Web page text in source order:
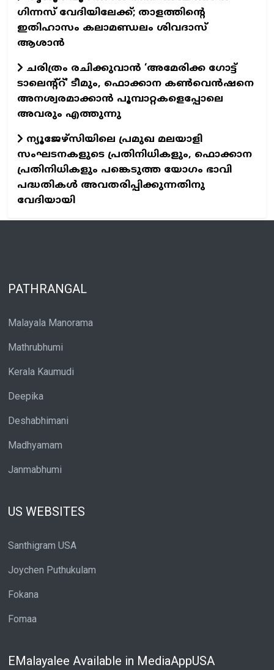
ഗിന്നസ് വേദിയിലേക്ക്; താളത്തിന്റെ
ഇതിഹാസം കലാമണ്ഡലം ശിവദാസ്
ആശാൻ
ചരിത്രം രചിക്കുവാൻ ‘അമേരിക്ക ഗോട്ട്
ടാലെന്റ്റ്’ ടീമും, ഫൊക്കാന കൺവെൻഷനെ
അനശ്വരമാക്കാൻ പൂമ്പാറ്റകളെപ്പോലെ
അവരും എത്തുന്നു
ന്യൂജേഴ്സിയിലെ പ്രമുഖ മലയാളി
സംഘടനകളുടെ പ്രതിനിധികളും, ഫൊക്കാന
പ്രതിനിധികളും പങ്കെടുത്ത യോഗം ഭാവി
പദ്ധതികൾ അവതരിപ്പിക്കുന്നതിനു
വേദിയായി
PATHRANGAL
Malayala Manorama
Mathrubhumi
Kerala Kaumudi
Deepika
Deshabhimani
Madhyamam
Janmabhumi
US WEBSITES
Santhigram USA
Joychen Puthukulam
Fokana
Fomaa
EMalayalee Available in MediaAppUSA